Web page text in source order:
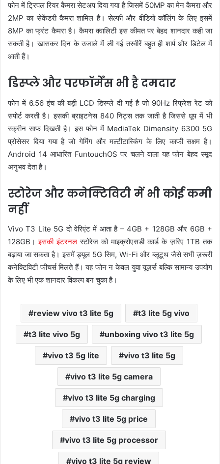
फोन में ट्रिपल रियर कैमरा सेटअप दिया गया है जिसमें 50MP का मेन कैमरा और
2MP का सेकेंडरी कैमरा शामिल है। सेल्फी और वीडियो कॉलिंग के लिए इसमें
8MP का फ्रंट कैमरा है। कैमरा क्वालिटी इस कीमत पर बेहद शानदार कही जा
सकती है। खासकर दिन के उजाले में ली गई तस्वीरें बहुत ही शार्प और डिटेल में
आती हैं।
डिस्प्ले और परफॉर्मेंस भी है दमदार
फोन में 6.56 इंच की बड़ी LCD डिस्प्ले दी गई है जो 90Hz रिफ्रेश रेट को
सपोर्ट करती है। इसकी ब्राइटनेस 840 निट्स तक जाती है जिससे धूप में भी
स्क्रीन साफ दिखती है। इस फोन में MediaTek Dimensity 6300 5G
प्रोसेसर दिया गया है जो गेमिंग और मल्टीटास्किंग के लिए काफी सक्षम है।
Android 14 आधारित FuntouchOS पर चलने वाला यह फोन बेहद स्मूद
अनुभव देता है।
स्टोरेज और कनेक्टिविटी में भी कोई कमी
नहीं
Vivo T3 Lite 5G दो वेरिएंट में आता है – 4GB + 128GB और 6GB +
128GB।इसकी इंटरनल स्टोरेज को माइक्रोएसडी कार्ड के ज़रिए 1TB तक
बढ़ाया जा सकता है। इसमें ड्यूल 5G सिम, Wi-Fi और ब्लूटूथ जैसे सभी ज़रूरी
कनेक्टिविटी फीचर्स मिलते हैं। यह फोन न केवल युवा यूज़र्स बल्कि सामान्य उपयोग
के लिए भी एक शानदार विकल्प बन चुका है।
review vivo t3 lite 5g t3 lite 5g vivo
t3 lite vivo 5g unboxing vivo t3 lite 5g
vivo t3 5g lite vivo t3 lite 5g
vivo t3 lite 5g camera
vivo t3 lite 5g charging
vivo t3 lite 5g price
vivo t3 lite 5g processor
vivo t3 lite 5g review